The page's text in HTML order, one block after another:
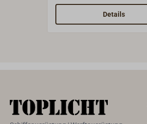
Details